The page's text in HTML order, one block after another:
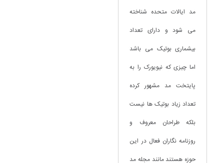
مد ایالات متحده شناخته
می شود و دارای تعداد
بیشماری بوتیک می باشد
اما چیزی که نیویورک را به
پایتخت مد مشهور کرده
تعداد زیاد بوتیک ها نیست
بلکه طراحان معروف و
روزنامه نگاران فعال در این
حوزه هستند مانند مجله مد